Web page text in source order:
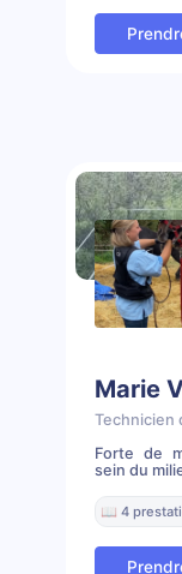
Marie
Technicien
Forte de
sein du
📖 4